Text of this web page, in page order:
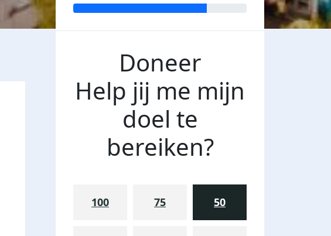
Doneer
Help jij me mijn
doel te
bereiken?
100 75 50